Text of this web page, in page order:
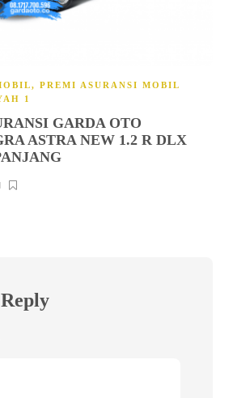
, PREMI ASURANSI MOBIL
1
GARDA OTO
ASTRA NEW 1.2 R DLX